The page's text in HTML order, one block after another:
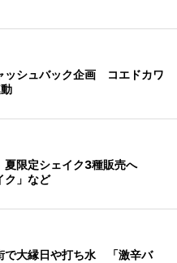
ッシュバック企画 コエドカワ
夏限定シェイク3種販売へ
ク」など
で大縁日や打ち水 「激辛バ